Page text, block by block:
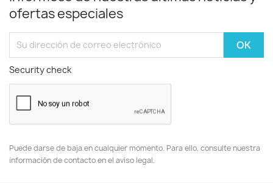
ofertas especiales
Security check
Puede darse de baja en cualquier momento. Para ello, consulte nuestra
información de contacto en el aviso legal.